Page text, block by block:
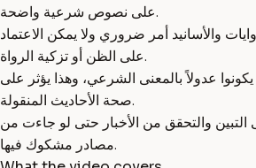
على نصوص شرعية واضحة.
والأسانيد أمر ضروري ولا يمكن الاعتماد
على الظن أو تزكية الرواة.
عدولاً بالمعنى الشرعي، وهذا يؤثر على
صحة الأحاديث المنقولة.
التبين والتحقق من الأخبار حتى لو جاءت من
مصادر مشكوك فيها.